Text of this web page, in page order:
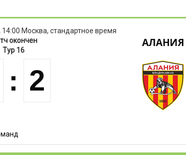
14:00 Москва, стандартное время
окончен
Тур 16
: 2
АЛАНИЯ